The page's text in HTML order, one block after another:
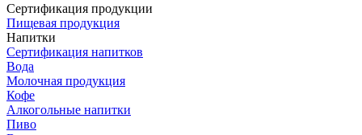
Сертификация продукции
Пищевая продукция
Напитки
Сертификация напитков
Вода
Молочная продукция
Кофе
Алкогольные напитки
Пиво